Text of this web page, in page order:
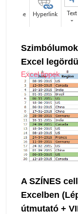
Excel
Excel tippek
A SZÍNES
Excelben
útmutató +